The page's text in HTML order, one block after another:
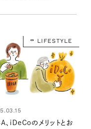
LIFESTYLE
、iDeCoのメリットとお